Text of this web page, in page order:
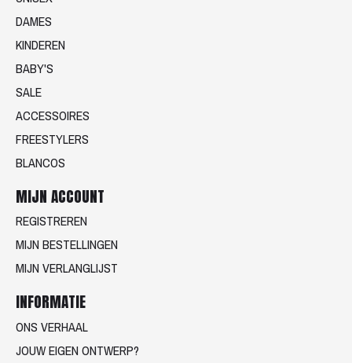
DAMES
KINDEREN
BABY'S
SALE
ACCESSOIRES
FREESTYLERS
BLANCOS
MIJN ACCOUNT
REGISTREREN
MIJN BESTELLINGEN
MIJN VERLANGLIJST
INFORMATIE
ONS VERHAAL
JOUW EIGEN ONTWERP?